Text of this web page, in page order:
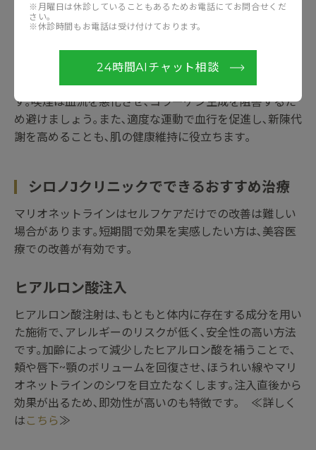
肌の健康を維持するためには生活習慣の見直しも重要で
す｡まず十分な睡眠をとることで肌の修復や再生を促し､
成長ホルモンの分泌を助けます｡バランスの良い食事は､
コラーゲン生成に必要なタンパク質やビタミンC･E､オメ
ガ3脂肪酸､抗酸化物質を取り入れることがポイントで
す｡喫煙は血流を悪化させ､コラーゲン生成を阻害するた
め避けましょう｡また､適度な運動で血行を促進し､新陳代
謝を高めることも､肌の健康維持に役立ちます｡
シロノJクリニックでできるおすすめ治療
マリオネットラインはセルフケアだけでの改善は難しい
場合があります｡短期間で効果を実感したい方は､美容医
療での改善が有効です｡
ヒアルロン酸注入
ヒアルロン酸注射は､もともと体内に存在する成分を用い
た施術で､アレルギーのリスクが低く､安全性の高い方法
です｡加齢によって減少したヒアルロン酸を補うことで､
頬や唇下~顎のボリュームを回復させ､ほうれい線やマリ
オネットラインのシワを目立たなくします｡注入直後から
効果が出るため､即効性が高いのも特徴です｡ ≪詳しく
は こちら≫
※月曜日は休診していることもあるためお電話にてお問合せくだ
さい。
※休診時間もお電話は受け付けております。
24時間AIチャット相談